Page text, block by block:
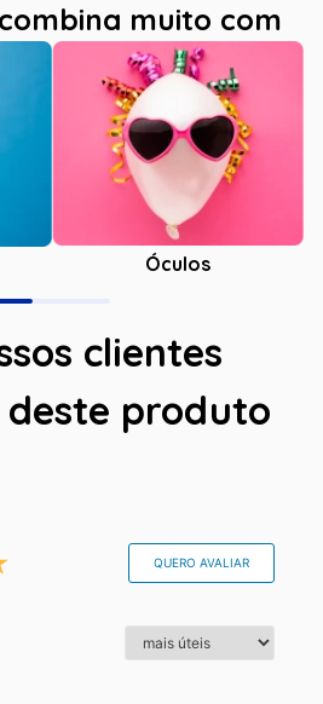
muito com
Óculos
clientes
produto
QUERO AVALIAR